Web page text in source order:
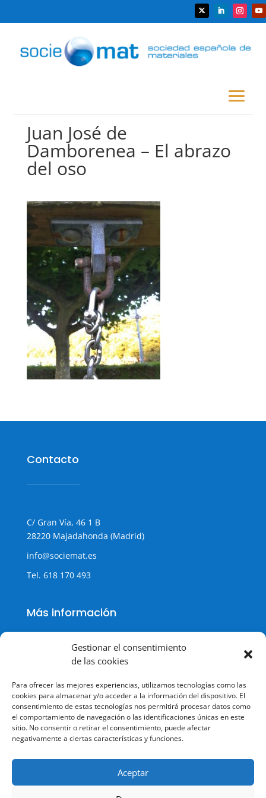
Gestionar el consentimiento
de las cookies
Para ofrecer las mejores experiencias, utilizamos tecnologías como las
cookies para almacenar y/o acceder a la información del dispositivo. El
consentimiento de estas tecnologías nos permitirá procesar datos como
el comportamiento de navegación o las identificaciones únicas en este
sitio. No consentir o retirar el consentimiento, puede afectar
negativamente a ciertas características y funciones.
Aceptar
Juan José de
Damborenea – El abrazo
del oso
Contacto
C/ Gran Vía, 46 1 B
28220 Majadahonda (Madrid)
info@sociemat.es
Tel. 618 170 493
Más información
Política de Privacidad
Aviso legal
Terminos y condiciones